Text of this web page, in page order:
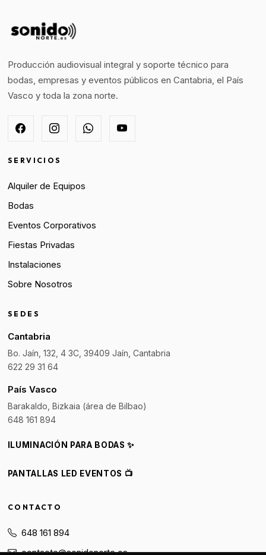
Producción audiovisual integral y soporte técnico para
bodas, empresas y eventos públicos en Cantabria, el País
Vasco y toda la zona norte.
SERVICIOS
Alquiler de Equipos
Bodas
Eventos Corporativos
Fiestas Privadas
Instalaciones
Sobre Nosotros
SEDES
Cantabria
Bo. Jaín, 132, 4 3C, 39409 Jaín, Cantabria
622 29 31 64
País Vasco
Barakaldo, Bizkaia (área de Bilbao)
648 161 894
ILUMINACIÓN PARA BODAS ✨
PANTALLAS LED EVENTOS 📺
CONTACTO
648 161 894
contacto@sonidonorte.es